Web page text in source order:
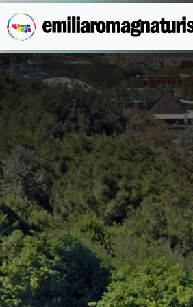
Vai al contenuto principale